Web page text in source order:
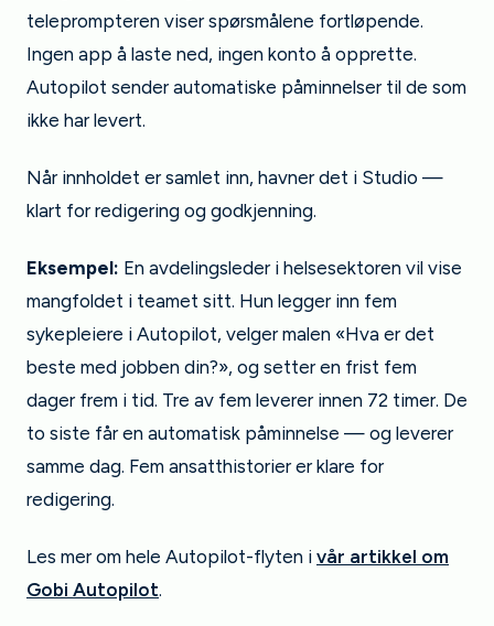
teleprompteren viser spørsmålene fortløpende.
Ingen app å laste ned, ingen konto å opprette.
Autopilot sender automatiske påminnelser til de som
ikke har levert.
Når innholdet er samlet inn, havner det i Studio —
klart for redigering og godkjenning.
Eksempel: En avdelingsleder i helsesektoren vil vise
mangfoldet i teamet sitt. Hun legger inn fem
sykepleiere i Autopilot, velger malen «Hva er det
beste med jobben din?», og setter en frist fem
dager frem i tid. Tre av fem leverer innen 72 timer. De
to siste får en automatisk påminnelse — og leverer
samme dag. Fem ansatthistorier er klare for
redigering.
Les mer om hele Autopilot-flyten i vår artikkel om
Gobi Autopilot.